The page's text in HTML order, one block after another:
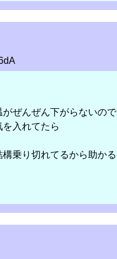
ぜんぜん下がらないので
入れてたら
乗り切れてるから助かる